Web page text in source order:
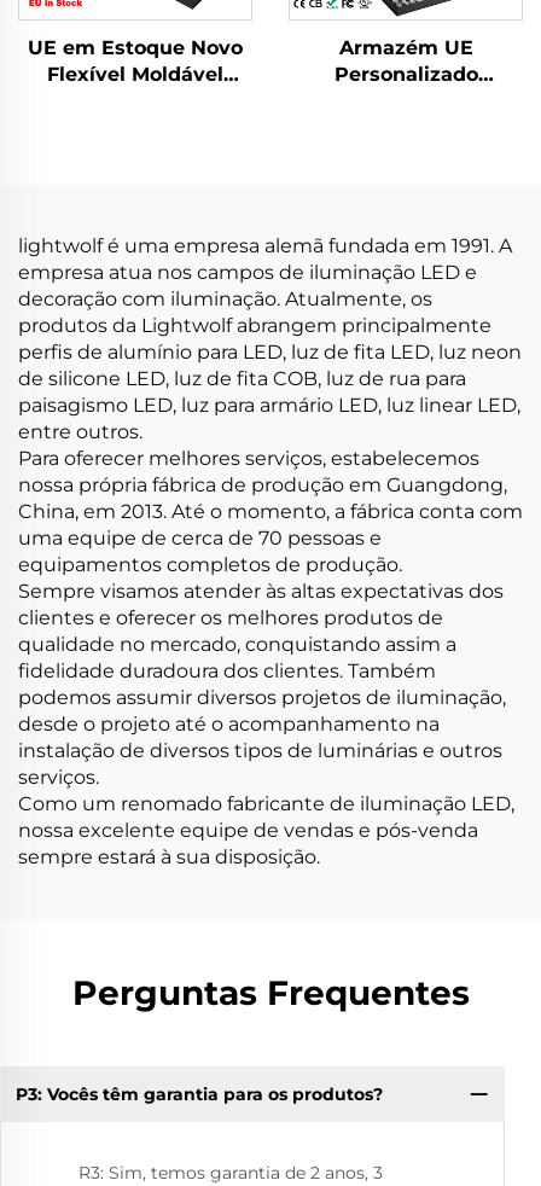
UE em Estoque Novo
Flexível Moldável
Difusor Led
Armazém UE
Personalizado
lightwolf é uma empresa alemã fundada em 1991. A
empresa atua nos campos de iluminação LED e
decoração com iluminação. Atualmente, os
produtos da Lightwolf abrangem principalmente
perfis de alumínio para LED, luz de fita LED, luz neon
de silicone LED, luz de fita COB, luz de rua para
paisagismo LED, luz para armário LED, luz linear LED,
entre outros.
Para oferecer melhores serviços, estabelecemos
nossa própria fábrica de produção em Guangdong,
China, em 2013. Até o momento, a fábrica conta com
uma equipe de cerca de 70 pessoas e
equipamentos completos de produção.
Sempre visamos atender às altas expectativas dos
clientes e oferecer os melhores produtos de
qualidade no mercado, conquistando assim a
fidelidade duradoura dos clientes. Também
podemos assumir diversos projetos de iluminação,
desde o projeto até o acompanhamento na
instalação de diversos tipos de luminárias e outros
serviços.
Como um renomado fabricante de iluminação LED,
nossa excelente equipe de vendas e pós-venda
sempre estará à sua disposição.
Perguntas Frequentes
P3: Vocês têm garantia para os produtos?
R3: Sim, temos garantia de 2 anos, 3